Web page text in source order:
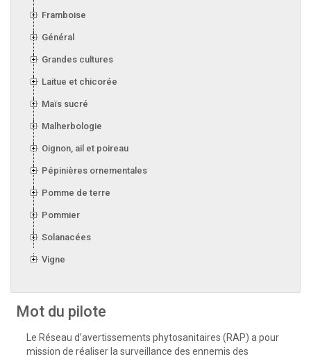
Framboise
Général
Grandes cultures
Laitue et chicorée
Maïs sucré
Malherbologie
Oignon, ail et poireau
Pépinières ornementales
Pomme de terre
Pommier
Solanacées
Vigne
Mot du pilote
Le Réseau d’avertissements phytosanitaires (RAP) a pour
mission de réaliser la surveillance des ennemis des